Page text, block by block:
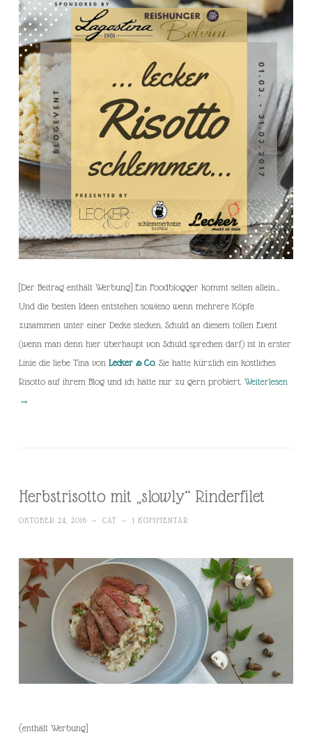
[Der Beitrag enthält Werbung] Ein Foodblogger kommt selten allein…
Und die besten Ideen entstehen sowieso wenn mehrere Köpfe
zusammen unter einer Decke stecken. Schuld an diesem tollen Event
(wenn man denn hier überhaupt von Schuld sprechen darf) ist in erster
Linie die liebe Tina von Lecker & Co. Sie hatte kürzlich ein köstliches
Risotto auf ihrem Blog und ich hätte nur zu gern probiert. Weiterlesen
→
Herbstrisotto mit „slowly“ Rinderfilet
OKTOBER 24, 2016 ~ CAT ~ 1 KOMMENTAR
{enthält Werbung]